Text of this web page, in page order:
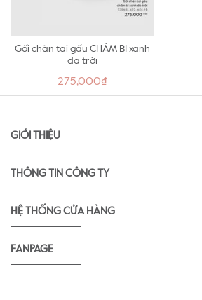
Gối chặn tai gấu CHẤM BI xanh
da trời
275,000₫
GIỚI THIỆU
THÔNG TIN CÔNG TY
HỆ THỐNG CỬA HÀNG
FANPAGE